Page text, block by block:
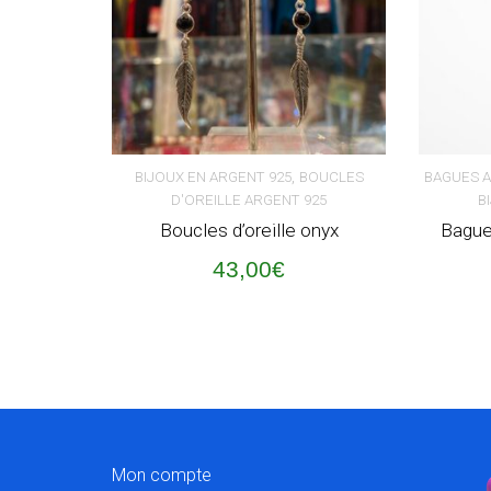
BIJOUX EN ARGENT 925, BOUCLES
D'OREILLE ARGENT 925
Boucles d’oreille onyx
43,00€
BAGUES
Mon compte